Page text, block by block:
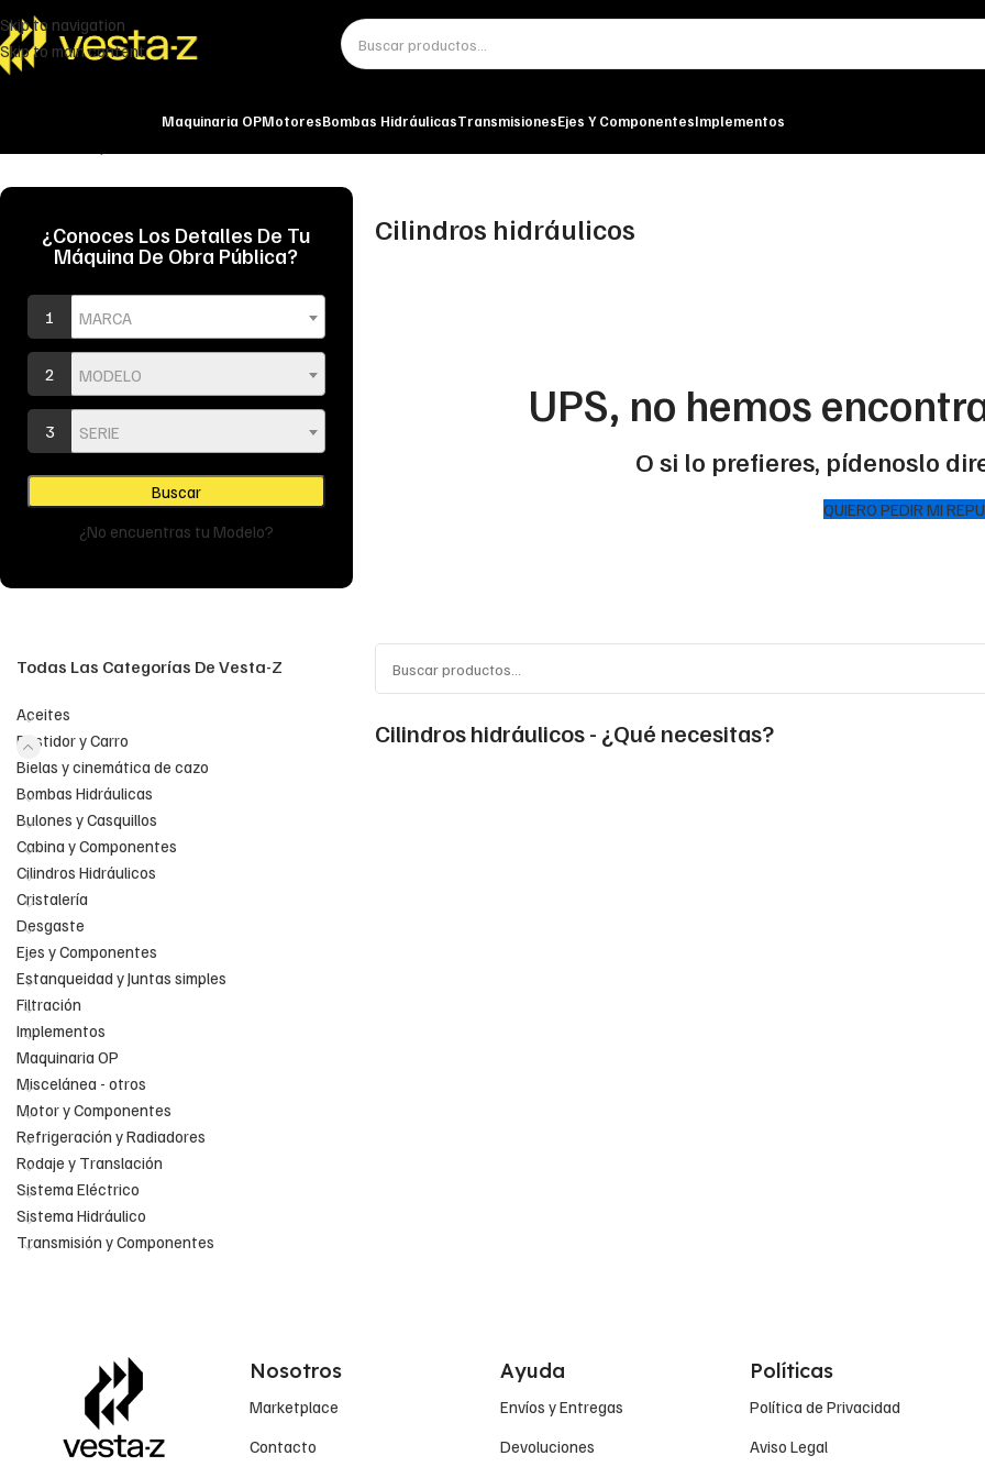
Skip to navigation
Skip to main content
Maquinaria OPMotoresBombas HidráulicasTransmisionesEjes Y ComponentesImplementos
¿Conoces Los Detalles De Tu
Máquina De Obra Pública?
1 MARCA
2 MODELO
3 SERIE
¿No encuentras tu Modelo?
Todas Las Categorías De Vesta-Z
Aceites
Bastidor y Carro
Bielas y cinemática de cazo
Bombas Hidráulicas
Bulones y Casquillos
Cabina y Componentes
Cilindros Hidráulicos
Cristalería
Desgaste
Ejes y Componentes
Estanqueidad y Juntas simples
Filtración
Implementos
Maquinaria OP
Miscelánea - otros
Motor y Componentes
Refrigeración y Radiadores
Rodaje y Translación
Sistema Eléctrico
Sistema Hidráulico
Transmisión y Componentes
Cilindros hidráulicos
UPS, no hemos
O si lo prefieres, pídenoslo
QUIERO PEDIR MI
Cilindros hidráulicos - ¿Qué necesitas?
Nosotros
Marketplace
Contacto
Ayuda
Envíos y Entregas
Devoluciones
Políticas
Política de Privacidad
Aviso Legal